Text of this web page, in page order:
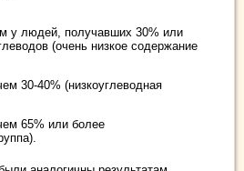
у людей, получавших 30% или
(очень низкое содержание
30-40% (низкоуглеводная
65% или более